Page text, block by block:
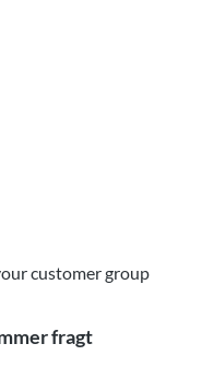
customer group
fragt